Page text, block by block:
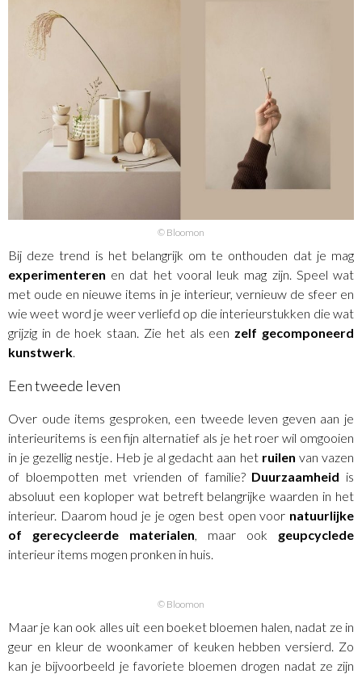
© Bloomon
Bij deze trend is het belangrijk om te onthouden dat je mag
experimenteren en dat het vooral leuk mag zijn. Speel wat
met oude en nieuwe items in je interieur, vernieuw de sfeer en
wie weet word je weer verliefd op die interieurstukken die wat
grijzig in de hoek staan. Zie het als een zelf gecomponeerd
kunstwerk
Een tweede leven
Over oude items gesproken, een tweede leven geven aan je
interieuritems is een fijn alternatief als je het roer wil omgooien
in je gezellig nestje. Heb je al gedacht aan het ruilen van vazen
of bloempotten met vrienden of familie? Duurzaamheid is
absoluut een koploper wat betreft belangrijke waarden in het
interieur. Daarom houd je je ogen best open voor natuurlijke
of gerecycleerde materialen , maar ook geupcyclede
interieur items mogen pronken in huis.
© Bloomon
Maar je kan ook alles uit een boeket bloemen halen, nadat ze in
geur en kleur de woonkamer of keuken hebben versierd. Zo
kan je bijvoorbeeld je favoriete bloemen drogen nadat ze zijn